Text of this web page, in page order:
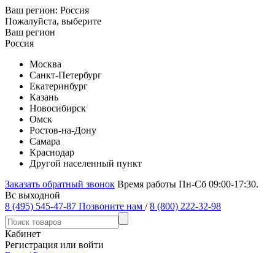
Ваш регион: Россия
Пожалуйста, выберите
Ваш регион
Россия
Москва
Санкт-Петербург
Екатеринбург
Казань
Новосибирск
Омск
Ростов-на-Дону
Самара
Краснодар
Другой населенный пункт
Заказать обратный звонок Время работы Пн-Сб 09:00-17:30.
Вс выходной
8 (495) 545-47-87 Позвоните нам / 8 (800) 222-32-98
Кабинет
Регистрация или войти